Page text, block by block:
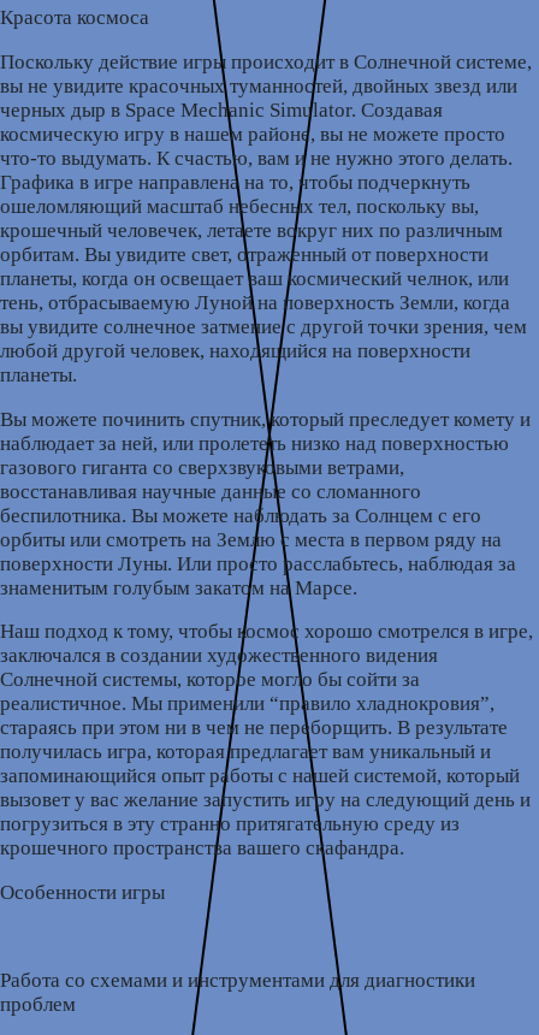
Красота космоса
Поскольку действие игры происходит в Солнечной системе,
вы не увидите красочных туманностей, двойных звезд или
черных дыр в Space Mechanic Simulator. Создавая
космическую игру в нашем районе, вы не можете просто
что-то выдумать. К счастью, вам и не нужно этого делать.
Графика в игре направлена на то, чтобы подчеркнуть
ошеломляющий масштаб небесных тел, поскольку вы,
крошечный человечек, летаете вокруг них по различным
орбитам. Вы увидите свет, отраженный от поверхности
планеты, когда он освещает ваш космический челнок, или
тень, отбрасываемую Луной на поверхность Земли, когда
вы увидите солнечное затмение с другой точки зрения, чем
любой другой человек, находящийся на поверхности
планеты.
Вы можете починить спутник, который преследует комету и
наблюдает за ней, или пролететь низко над поверхностью
газового гиганта со сверхзвуковыми ветрами,
восстанавливая научные данные со сломанного
беспилотника. Вы можете наблюдать за Солнцем с его
орбиты или смотреть на Землю с места в первом ряду на
поверхности Луны. Или просто расслабьтесь, наблюдая за
знаменитым голубым закатом на Марсе.
Наш подход к тому, чтобы космос хорошо смотрелся в игре,
заключался в создании художественного видения
Солнечной системы, которое могло бы сойти за
реалистичное. Мы применили “правило хладнокровия”,
стараясь при этом ни в чем не переборщить. В результате
получилась игра, которая предлагает вам уникальный и
запоминающийся опыт работы с нашей системой, который
вызовет у вас желание запустить игру на следующий день и
погрузиться в эту странно притягательную среду из
крошечного пространства вашего скафандра.
Особенности игры
Работа со схемами и инструментами для диагностики
проблем